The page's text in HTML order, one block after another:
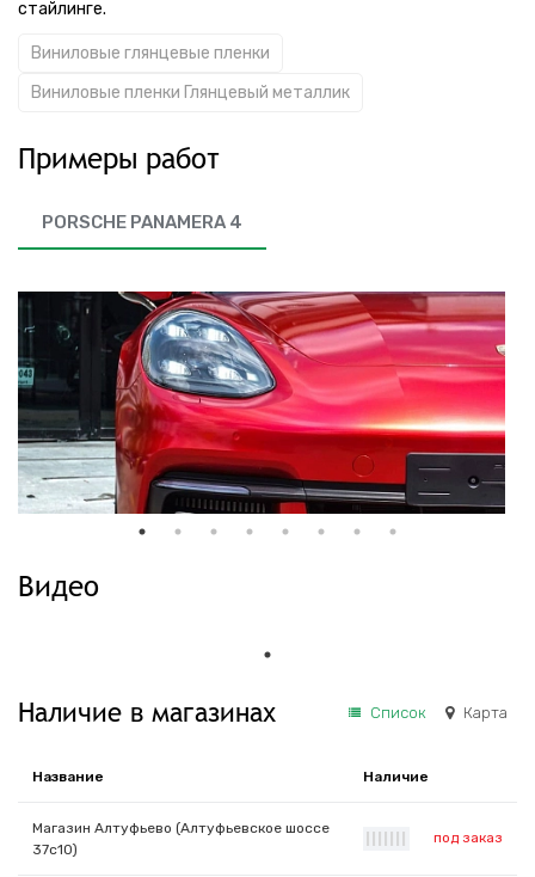
стайлинге.
Виниловые глянцевые пленки
Виниловые пленки Глянцевый металлик
Примеры работ
PORSCHE PANAMERA 4
Видео
Наличие в магазинах Список Карта
Название Наличие
Магазин Алтуфьево (Алтуфьевское шоссе
37с10)
под заказ